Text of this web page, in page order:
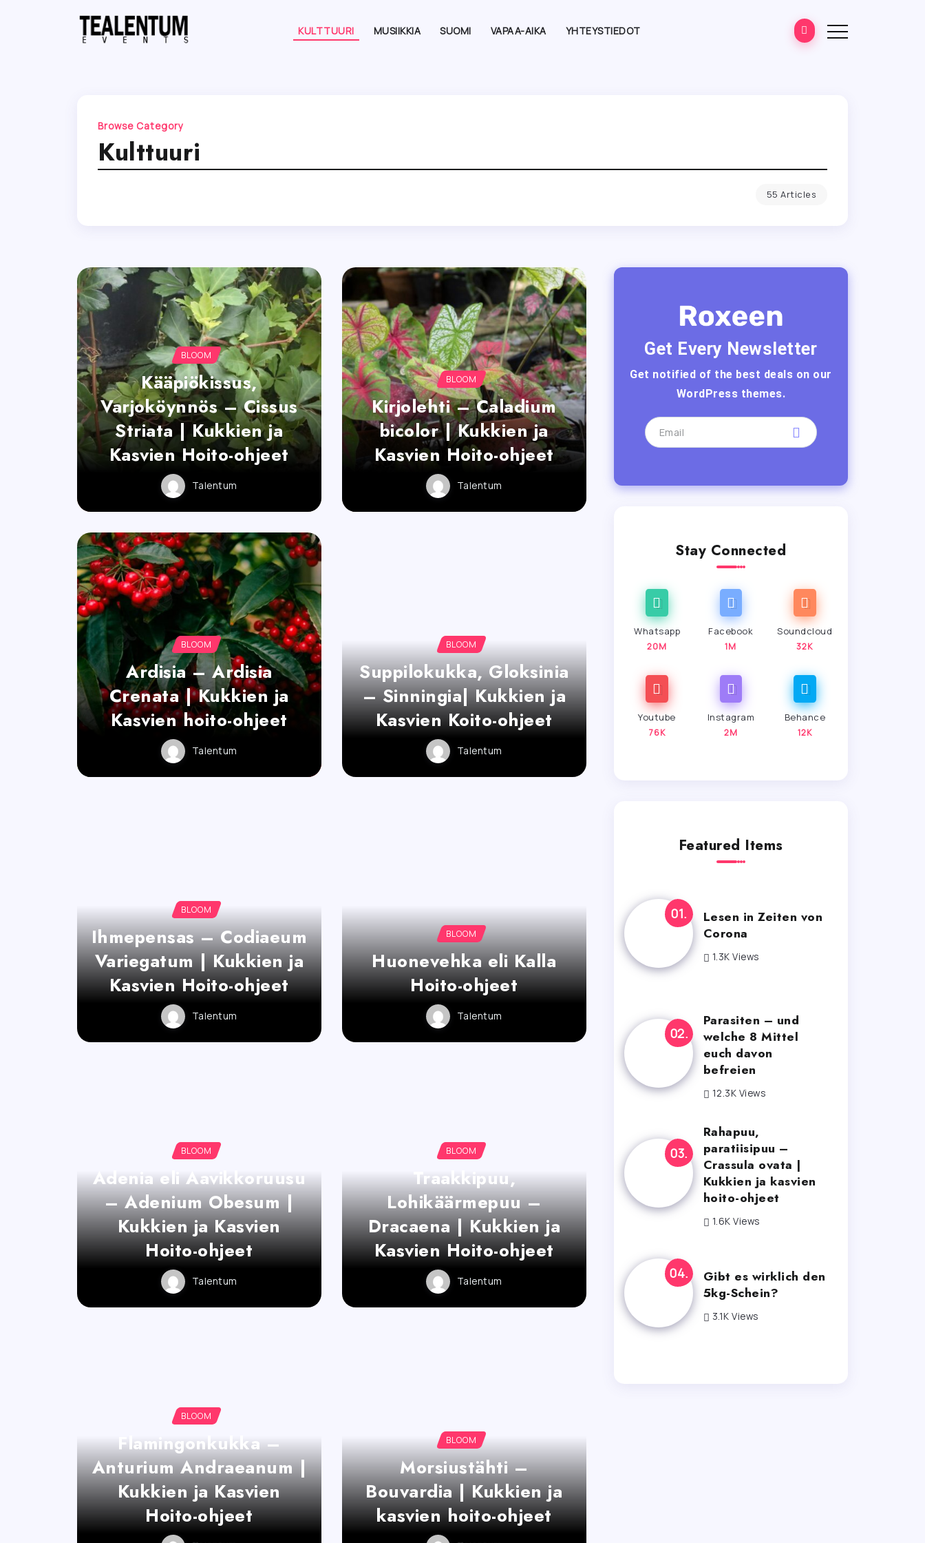
KULTTUURI MUSIIKKIA SUOMI VAPAA-AIKA YHTEYSTIEDOT
Browse Category
Kulttuuri
55 Articles
BLOOM
Kääpiökissus,
Varjoköynnös – Cissus
Striata | Kukkien ja
Kasvien Hoito-ohjeet
Talentum
BLOOM
Kirjolehti – Caladium
bicolor | Kukkien ja
Kasvien Hoito-ohjeet
Talentum
BLOOM
Ardisia – Ardisia
Crenata | Kukkien ja
Kasvien hoito-ohjeet
Talentum
BLOOM
Suppilokukka, Gloksinia
– Sinningia| Kukkien ja
Kasvien Koito-ohjeet
Talentum
BLOOM
Ihmepensas – Codiaeum
Variegatum | Kukkien ja
Kasvien Hoito-ohjeet
Talentum
BLOOM
Huonevehka eli Kalla
Hoito-ohjeet
Talentum
BLOOM
Adenia eli Aavikkoruusu
– Adenium Obesum |
Kukkien ja Kasvien
Hoito-ohjeet
Talentum
BLOOM
Traakkipuu,
Lohikäärmepuu –
Dracaena | Kukkien ja
Kasvien Hoito-ohjeet
Talentum
BLOOM
Flamingonkukka –
Anturium Andraeanum |
Kukkien ja Kasvien
Hoito-ohjeet
BLOOM
Morsiustähti –
Bouvardia | Kukkien ja
kasvien hoito-ohjeet
Get Every Newsletter
Get notified of the best deals on our
WordPress themes.
Stay Connected
Whatsapp
20M
Facebook
1M
Soundcloud
32K
Youtube
76K
Instagram
2M
Behance
12K
Featured Items
Lesen in Zeiten von
Corona
1.3K Views
Parasiten – und
welche 8 Mittel
euch davon
befreien
12.3K Views
Rahapuu,
paratiisipuu –
Crassula ovata |
Kukkien ja kasvien
hoito-ohjeet
1.6K Views
Gibt es wirklich den
5kg-Schein?
3.1K Views